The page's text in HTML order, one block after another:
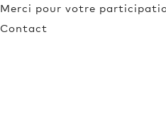
Merci pour votre
Contact